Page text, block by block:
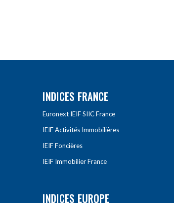
INDICES FRANCE
Euronext IEIF SIIC France
IEIF Activités Immobilières
IEIF Foncières
IEIF Immobilier France
INDICES EUROPE